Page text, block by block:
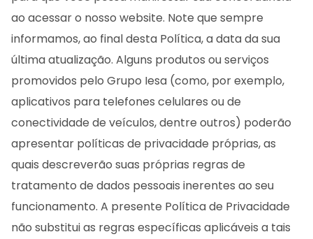
ao acessar o nosso website. Note que sempre
informamos, ao final desta Política, a data da sua
última atualização. Alguns produtos ou serviços
promovidos pelo Grupo Iesa (como, por exemplo,
aplicativos para telefones celulares ou de
conectividade de veículos, dentre outros) poderão
apresentar políticas de privacidade próprias, as
quais descreverão suas próprias regras de
tratamento de dados pessoais inerentes ao seu
funcionamento. A presente Política de Privacidade
não substitui as regras específicas aplicáveis a tais